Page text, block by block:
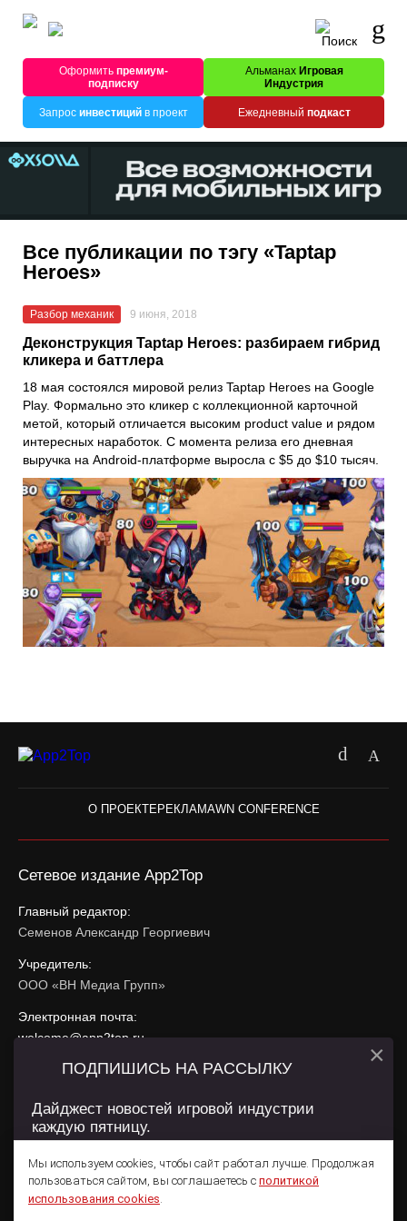
Оформитьпремиум-
подписку
Альманах Игровая
Индустрия
Запрос инвестицийв проект Ежедневный подкаст
Все публикации по тэгу «Taptap
Heroes»
Разбор механик 9 июня, 2018
Деконструкция Taptap Heroes: разбираем гибрид
кликера и баттлера
18 мая состоялся мировой релиз Taptap Heroes на Google
Play. Формально это кликер с коллекционной карточной
метой, который отличается высоким product value и рядом
интересных наработок. С момента релиза его дневная
выручка на Android-платформе выросла с $5 до $10 тысяч.
О ПРОЕКТЕРЕКЛАМАWN CONFERENCE
Сетевое издание App2Top
Главный редактор:
Семенов Александр Георгиевич
Учредитель:
ООО «ВН Медиа Групп»
Электронная почта:
welcome@app2top.ru
При использовании материалов активная ссылка на
Сайт использует IP адреса, cookie, данные геолокации
использования содержатся вПолитике конфиденциальностии
Пользовательском соглашении .
Мы используем cookies, чтобы сайт работал лучше. Продолжая
пользоваться сайтом, вы соглашаетесь с политикой
использования cookies.
ПОДПИШИСЬ НА РАССЫЛКУ
Дайджест новостей игровой индустрии
каждую пятницу.
×